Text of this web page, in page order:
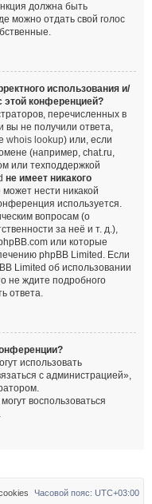
должна быть
можно отдать свой голос
использования и/
этой конференцией?
перечисленных в
вы не получили ответа,
whois lookup) или, если
(например, chat.ru,
или техподдержкой
не имеет никакого
может нести никакой
используется.
вопросам (о
за неё и т. д.),
или которые
phpBB Limited. Если
Limited об использовании
не ждите подробного
ответа.
использовать
с администрацией»,
воспользоваться
Часовой пояс: UTC+03:00